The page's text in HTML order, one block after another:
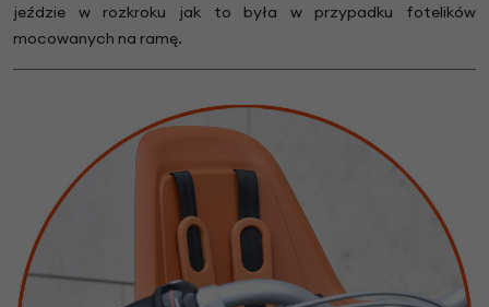
jeździe w rozkroku jak to była w przypadku fotelików
mocowanych na ramę.